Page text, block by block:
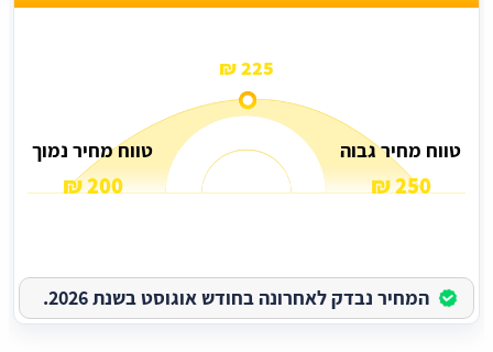
225 ₪
טווח מחיר גבוה
250 ₪
טווח מחיר נמוך
200 ₪
המחיר נבדק לאחרונה בחודש אוגוסט בשנת 2026.